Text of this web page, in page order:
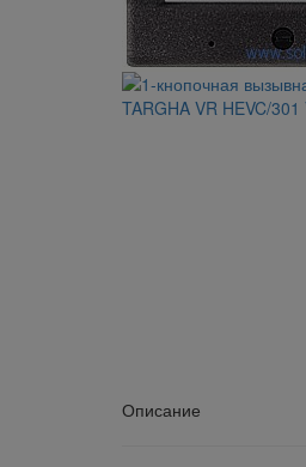
Описание